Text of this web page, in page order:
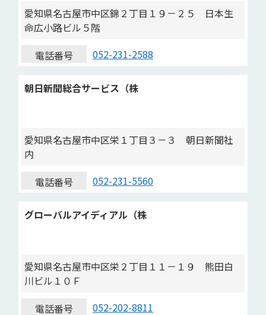
愛知県名古屋市中区錦２丁目１９－２５ 日本生
命広小路ビル５階
電話番号
052-231-2588
朝日新聞総合サービス（株
愛知県名古屋市中区栄１丁目３－３ 朝日新聞社
内
電話番号
052-231-5560
グローバルアイディアル（株
愛知県名古屋市中区栄２丁目１１－１９ 熊田白
川ビル１０Ｆ
電話番号
052-202-8811